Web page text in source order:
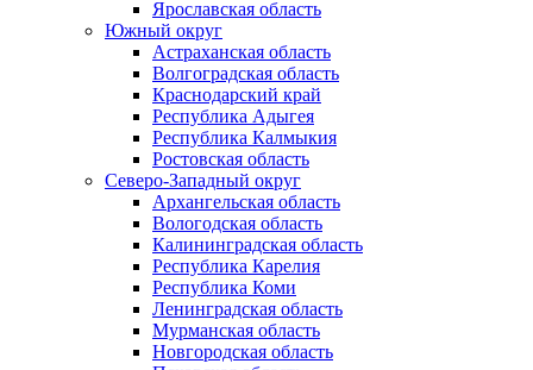
Ярославская область
Южный округ
Астраханская область
Волгоградская область
Краснодарский край
Республика Адыгея
Республика Калмыкия
Ростовская область
Северо-Западный округ
Архангельская область
Вологодская область
Калининградская область
Республика Карелия
Республика Коми
Ленинградская область
Мурманская область
Новгородская область